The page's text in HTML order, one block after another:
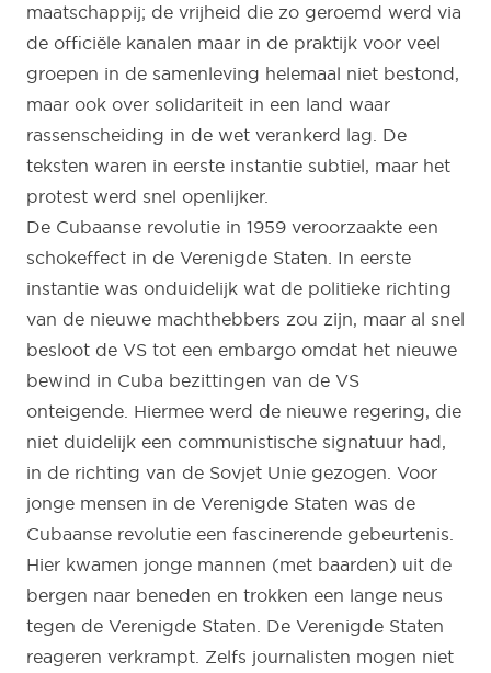
maatschappij; de vrijheid die zo geroemd werd via
de officiële kanalen maar in de praktijk voor veel
groepen in de samenleving helemaal niet bestond,
maar ook over solidariteit in een land waar
rassenscheiding in de wet verankerd lag. De
teksten waren in eerste instantie subtiel, maar het
protest werd snel openlijker.
De Cubaanse revolutie in 1959 veroorzaakte een
schokeffect in de Verenigde Staten. In eerste
instantie was onduidelijk wat de politieke richting
van de nieuwe machthebbers zou zijn, maar al snel
besloot de VS tot een embargo omdat het nieuwe
bewind in Cuba bezittingen van de VS
onteigende. Hiermee werd de nieuwe regering, die
niet duidelijk een communistische signatuur had,
in de richting van de Sovjet Unie gezogen. Voor
jonge mensen in de Verenigde Staten was de
Cubaanse revolutie een fascinerende gebeurtenis.
Hier kwamen jonge mannen (met baarden) uit de
bergen naar beneden en trokken een lange neus
tegen de Verenigde Staten. De Verenigde Staten
reageren verkrampt. Zelfs journalisten mogen niet